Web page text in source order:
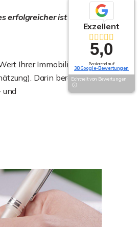
erfolgreicher ist es, von
Ihrer Immobilie. Dies
Darin berechnen
Exzellent
5,0
Basierend auf
38 Google-Bewertungen
Echtheit von Bewertungen